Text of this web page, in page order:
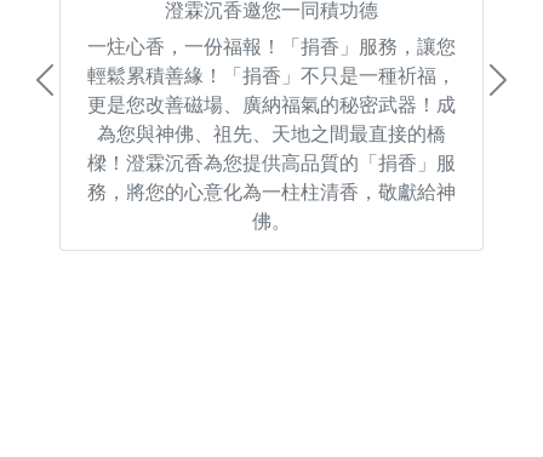
澄霖沉香邀您一同積功德
一炷心香，一份福報！「捐香」服務，讓您
輕鬆累積善緣！「捐香」不只是一種祈福，
更是您改善磁場、廣納福氣的秘密武器！成
為您與神佛、祖先、天地之間最直接的橋
樑！澄霖沉香為您提供高品質的「捐香」服
務，將您的心意化為一柱柱清香，敬獻給神
佛。
Previous Next